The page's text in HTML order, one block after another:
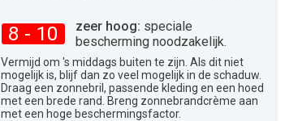
8 - 10 zeer hoog: speciale
bescherming noodzakelijk.
Vermijd om 's middags buiten te zijn. Als dit niet
mogelijk is, blijf dan zo veel mogelijk in de schaduw.
Draag een zonnebril, passende kleding en een hoed
met een brede rand. Breng zonnebrandcrème aan
met een hoge beschermingsfactor.